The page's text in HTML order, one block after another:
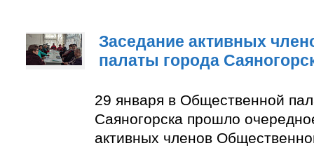
Заседание активных
палаты города
29 января в Общественной
Саяногорска прошло
активных членов